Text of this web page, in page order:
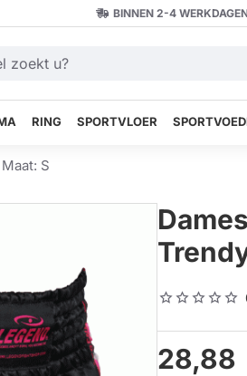
BINNEN 2-4
RING SPORTVLOER
S
28,88